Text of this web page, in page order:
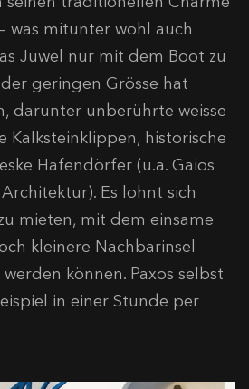
was mitunter wohl auch
Juwel nur mit dem Boot zu
geringen Grösse hat
darunter unberührte weisse
Kalksteinklippen, historische
Hafendörfer (u.a. Gaios
Es lohnt sich
mieten, mit dem einsame
kleinere Nachbarinsel
können. Paxos selbst
in einer Stunde per